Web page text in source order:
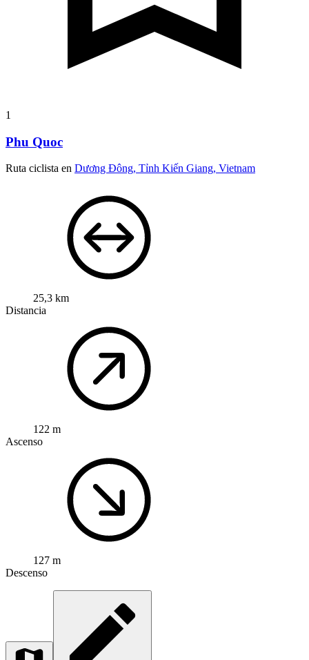
1
Phu Quoc
Ruta ciclista en Dương Đông, Tỉnh Kiến Giang, Vietnam
25,3 km
Distancia
122 m
Ascenso
127 m
Descenso